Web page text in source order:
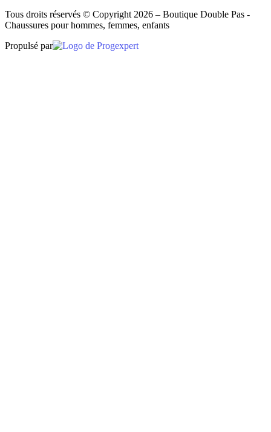
Tous droits réservés © Copyright 2026 – Boutique Double Pas -
Chaussures pour hommes, femmes, enfants
Propulsé par